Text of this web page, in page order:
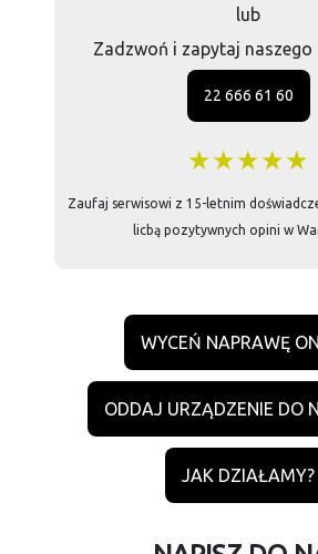
lub
Zadzwoń i zapytaj naszego
22 666 61 60
★★★★★
Zaufaj serwisowi z 15-letnim
licbą pozytywnych opini w
WYCEŃ NAPRAWĘ
ODDAJ URZĄDZENIE DO
JAK DZIAŁAMY?